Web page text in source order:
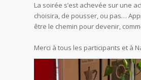
La soirée s’est achevée sur une
choisira, de pousser, ou pas…
être le chemin pour devenir,
Merci à tous les participants et à